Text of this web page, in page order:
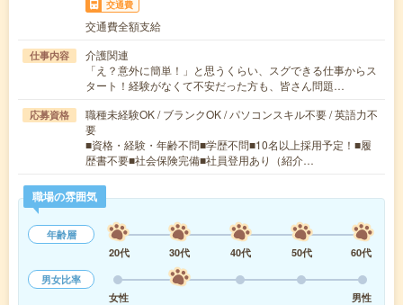
交通費
交通費全額支給
仕事内容
介護関連
「え？意外に簡単！」と思うくらい、スグできる仕事からス
タート！経験がなくて不安だった方も、皆さん問題…
応募資格
職種未経験OK / ブランクOK / パソコンスキル不要 / 英語力不
要
■資格・経験・年齢不問■学歴不問■10名以上採用予定！■履
歴書不要■社会保険完備■社員登用あり（紹介…
職場の雰囲気
年齢層
20代
30代 40代 50代
60代
男女比率
女性
男性